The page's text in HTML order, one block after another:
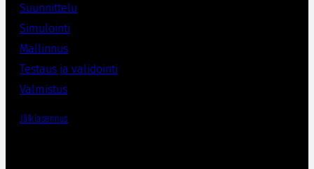
Suunnittelu
Simulointi
Mallinnus
Testaus ja validointi
Valmistus
Jälkiasennus